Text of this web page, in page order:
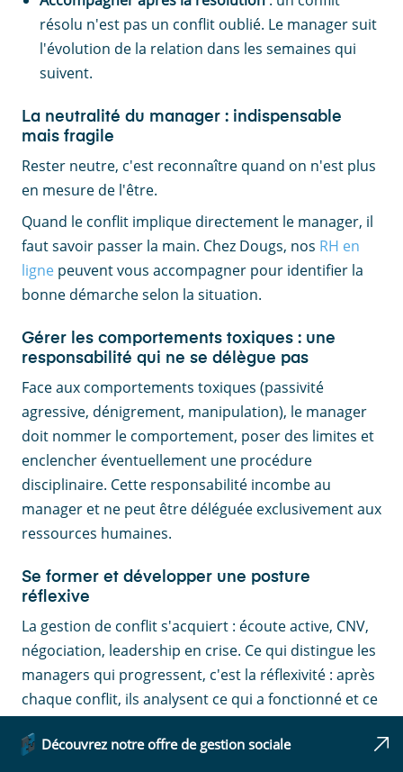
résolu n'est pas un conflit oublié. Le manager suit
l'évolution de la relation dans les semaines qui
suivent.
La neutralité du manager : indispensable
mais fragile
Rester neutre, c'est reconnaître quand on n'est plus
en mesure de l'être.
Quand le conflit implique directement le manager, il
faut savoir passer la main. Chez Dougs, nos RH en
ligne peuvent vous accompagner pour identifier la
bonne démarche selon la situation.
Gérer les comportements toxiques : une
responsabilité qui ne se délègue pas
Face aux comportements toxiques (passivité
agressive, dénigrement, manipulation), le manager
doit nommer le comportement, poser des limites et
enclencher éventuellement une procédure
disciplinaire. Cette responsabilité incombe au
manager et ne peut être déléguée exclusivement aux
ressources humaines.
Se former et développer une posture
réflexive
La gestion de conflit s'acquiert : écoute active, CNV,
négociation, leadership en crise. Ce qui distingue les
managers qui progressent, c'est la réflexivité : après
chaque conflit, ils analysent ce qui a fonctionné et ce
Découvrez notre offre de gestion sociale